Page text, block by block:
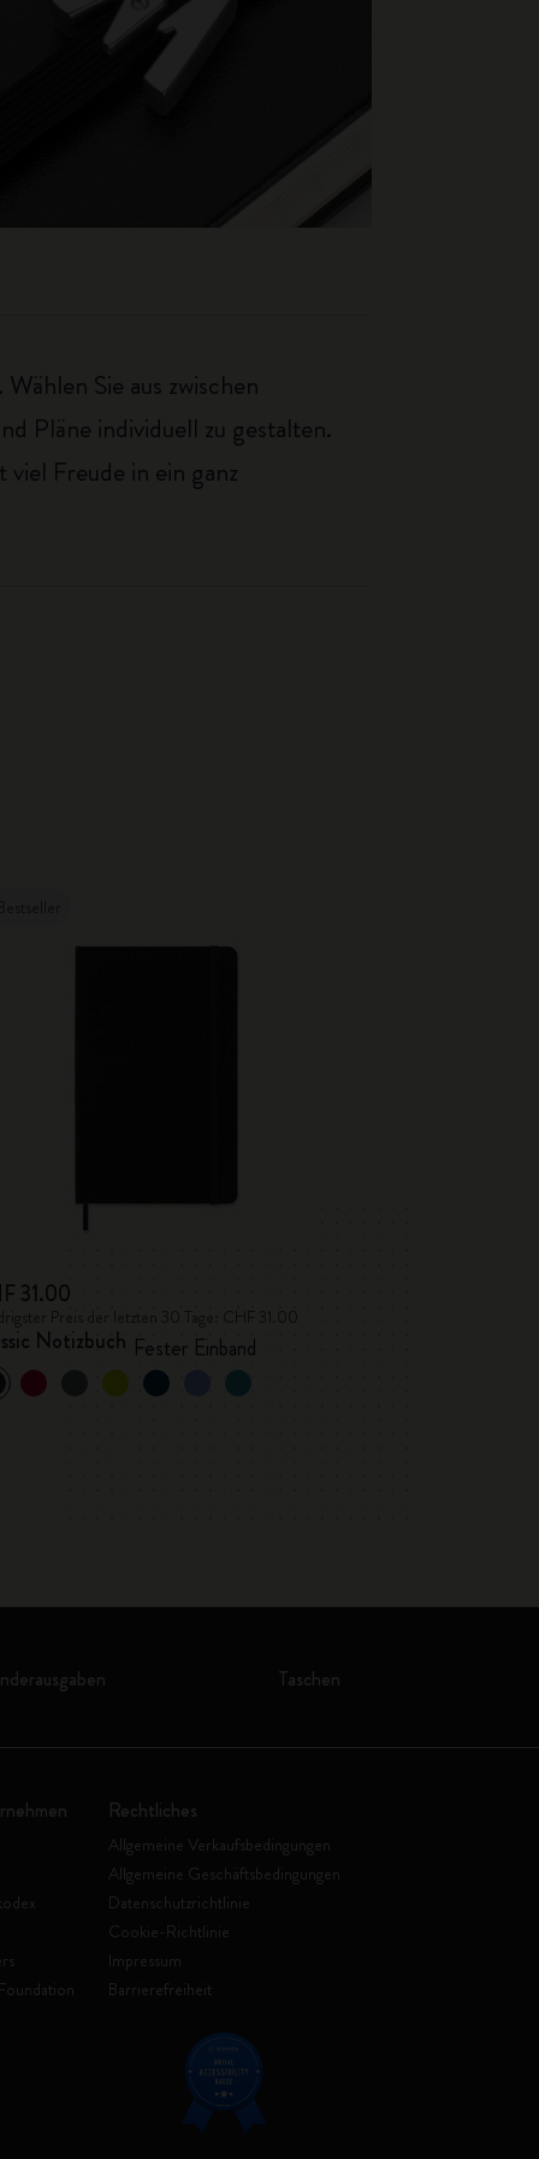
Sie aus zwischen
Pläne individuell zu gestalten.
Freude in ein ganz
31.00
Notizbuch Fester Einband
Taschen
Rechtliches
Allgemeine Verkaufsbedingungen
Allgemeine Geschäftsbedingungen
Datenschutzrichtlinie
Cookie-Richtlinie
Impressum
Barrierefreiheit